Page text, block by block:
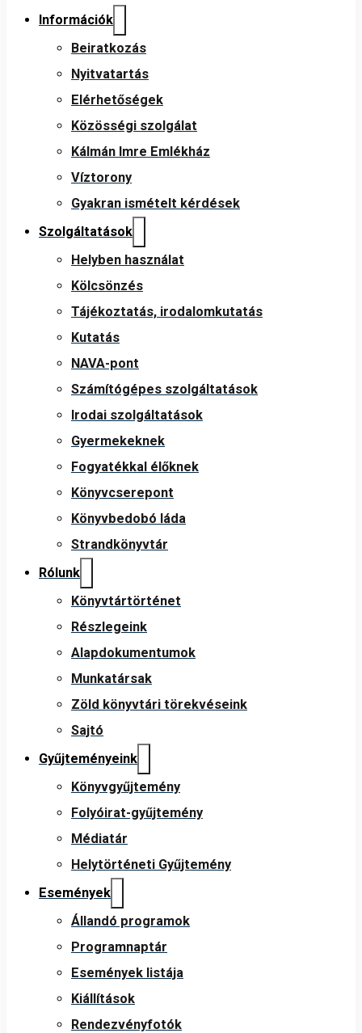
Információk
Beiratkozás
Nyitvatartás
Elérhetőségek
Közösségi szolgálat
Kálmán Imre Emlékház
Víztorony
Gyakran ismételt kérdések
Szolgáltatások
Helyben használat
Kölcsönzés
Tájékoztatás, irodalomkutatás
Kutatás
NAVA-pont
Számítógépes szolgáltatások
Irodai szolgáltatások
Gyermekeknek
Fogyatékkal élőknek
Könyvcserepont
Könyvbedobó láda
Strandkönyvtár
Rólunk
Könyvtártörténet
Részlegeink
Alapdokumentumok
Munkatársak
Zöld könyvtári törekvéseink
Sajtó
Gyűjteményeink
Könyvgyűjtemény
Folyóirat-gyűjtemény
Médiatár
Helytörténeti Gyűjtemény
Események
Állandó programok
Programnaptár
Események listája
Kiállítások
Rendezvényfotók